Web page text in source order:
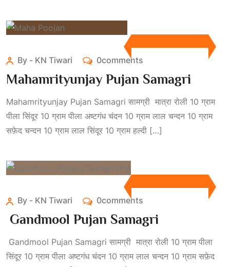
By - KN Tiwari 0comments
Mahamrityunjay Pujan Samagri
Mahamrityunjay Pujan Samagri सामग्री मात्रा रोली 10 ग्राम
पीला सिंदूर 10 ग्राम पीला अष्टगंध चंदन 10 ग्राम लाल चन्दन 10 ग्राम
सफ़ेद चन्दन 10 ग्राम लाल सिंदूर 10 ग्राम हल्दी […]
By - KN Tiwari 0comments
Gandmool Pujan Samagri
Gandmool Pujan Samagri सामग्री मात्रा रोली 10 ग्राम पीला
सिंदूर 10 ग्राम पीला अष्टगंध चंदन 10 ग्राम लाल चन्दन 10 ग्राम सफ़ेद